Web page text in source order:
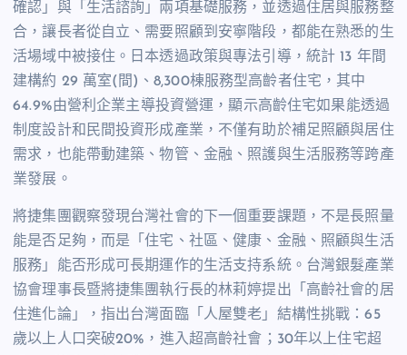
確認」與「生活諮詢」兩項基礎服務，並透過住居與服務整
合，讓長者從自立、需要照顧到安寧階段，都能在熟悉的生
活場域中被接住。日本透過政策與專法引導，統計 13 年間
建構約 29 萬室( 間 ) 、8,300棟服務型高齡者住宅，其中
64.9%由營利企業主導投資營運，顯示高齡住宅如果能透過
制度設計和民間投資形成產業，不僅有助於補足照顧與居住
需求，也能帶動建築、物管、金融、照護與生活服務等跨產
業發展。
將捷集團觀察發現台灣社會的下一個重要課題，不是長照量
能是否足夠，而是「住宅、社區、健康、金融、照顧與生活
服務」能否形成可長期運作的生活支持系統。台灣銀髮產業
協會理事長暨將捷集團執行長的林莉婷提出「高齡社會的居
住進化論」，指出台灣面臨「人屋雙老」結構性挑戰：65
歲以上人口突破20%，進入超高齡社會；30年以上住宅超